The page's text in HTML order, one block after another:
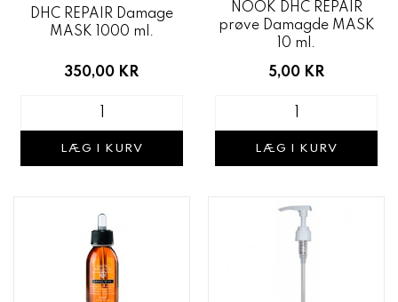
DHC REPAIR Damage
MASK 1000 ml.
350,00 KR
LÆG I KURV
NOOK DHC REPAIR
prøve Damagde MASK
10 ml.
5,00 KR
LÆG I KURV